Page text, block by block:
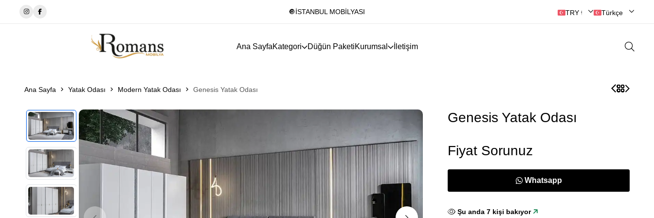
🔘İSTANBUL MOBİLYASI TRY ₺ | Türk Lirası
Türkçe
Ana SayfaKategori Düğün PaketiKurumsal İletişim
Ana Sayfa Yatak Odası Modern Yatak Odası Genesis Yatak Odası
Genesis Yatak Odası
Fiyat Sorunuz
Whatsapp
Şu anda8 kişi bakıyor